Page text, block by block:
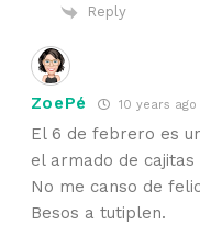
Reply
ZoePé 10 years ago
El 6 de febrero es
el armado de
No me canso de
Besos a tutiplen.